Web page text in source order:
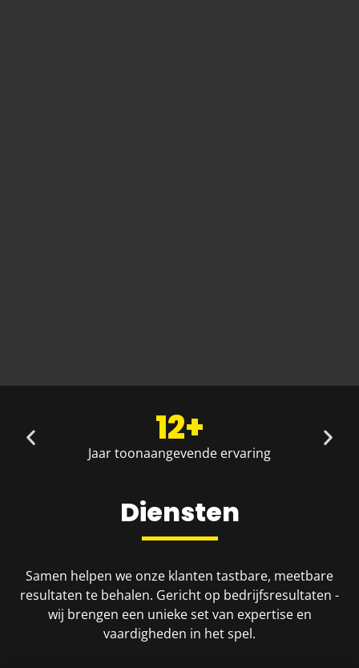
12+
Jaar toonaangevende ervaring
Diensten
Samen helpen we onze klanten tastbare, meetbare
resultaten te behalen. Gericht op bedrijfsresultaten -
wij brengen een unieke set van expertise en
vaardigheden in het spel.